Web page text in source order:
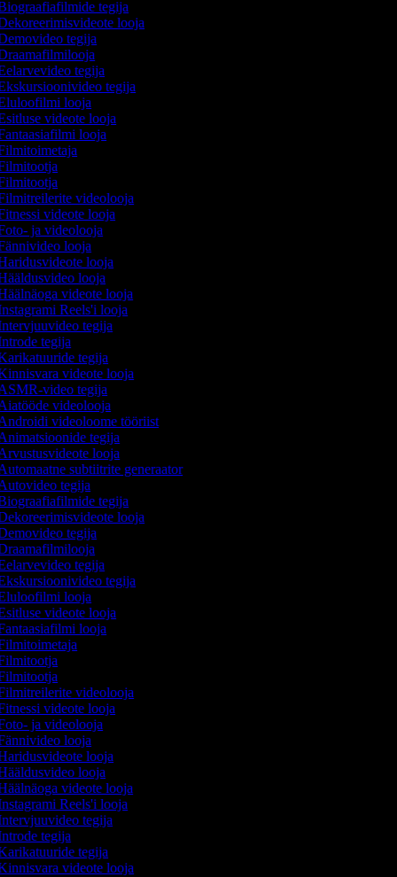
tegija
looja
tegija
tegija
tegija
looja
videote looja
looja
videolooja
videote looja
ja videolooja
looja
looja
looja
videote looja
Reels'i looja
tegija
tegija
tegija
videote looja
video tegija
videolooja
videoloome tööriist
tegija
looja
subtiitrite generaator
tegija
tegija
looja
tegija
tegija
tegija
looja
videote looja
looja
videolooja
videote looja
ja videolooja
looja
looja
looja
videote looja
Reels'i looja
tegija
tegija
tegija
videote looja